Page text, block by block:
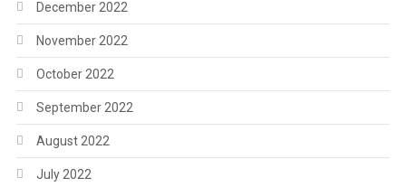
December 2022
November 2022
October 2022
September 2022
August 2022
July 2022